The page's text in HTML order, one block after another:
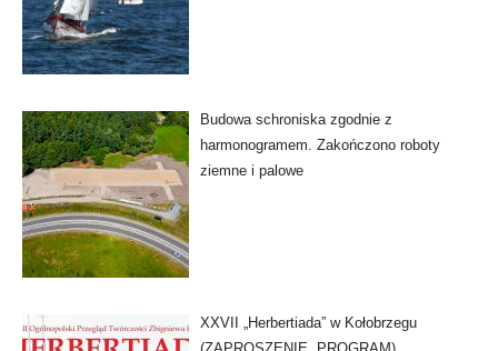
Budowa schroniska zgodnie z
harmonogramem. Zakończono roboty
ziemne i palowe
XXVII „Herbertiada” w Kołobrzegu